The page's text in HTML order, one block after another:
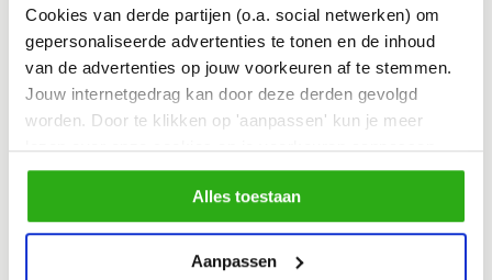
Cookies van derde partijen (o.a. social netwerken) om
gepersonaliseerde advertenties te tonen en de inhoud
van de advertenties op jouw voorkeuren af te stemmen.
Jouw internetgedrag kan door deze derden gevolgd
worden. Door te klikken op 'aanpassen' kun je meer
lezen over onze cookies en je voorkeuren aanpassen.
Door op 'Alles toestaan' te klikken, ga je akkoord met het
gebruik van alle cookies zoals omschreven in
onscookiebeleid.
Alles toestaan
Aanpassen